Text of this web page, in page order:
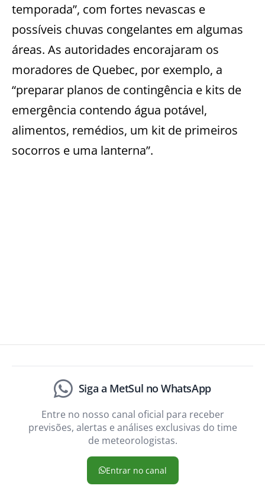
temporada”, com fortes nevascas e
possíveis chuvas congelantes em algumas
áreas. As autoridades encorajaram os
moradores de Quebec, por exemplo, a
“preparar planos de contingência e kits de
emergência contendo água potável,
alimentos, remédios, um kit de primeiros
socorros e uma lanterna”.
Siga a MetSul no WhatsApp
Entre no nosso canal oficial para receber
previsões, alertas e análises exclusivas do time
de meteorologistas.
Entrar no canal